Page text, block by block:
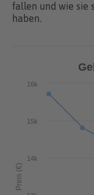
fallen und wie sie
haben.
Preis (€)
14k
15k
16k